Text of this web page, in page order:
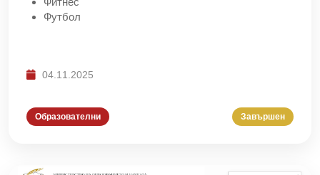
Футбол
04.11.2025
Образователни Завършен